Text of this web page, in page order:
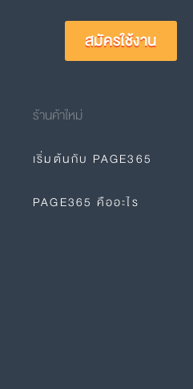
สมัครใช้งาน
ร้านค้าใหม่
เริ่มต้นกับ PAGE365
PAGE365 คืออะไร